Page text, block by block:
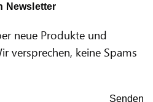
Newsletter
neue Produkte und
versprechen, keine Spams
Senden